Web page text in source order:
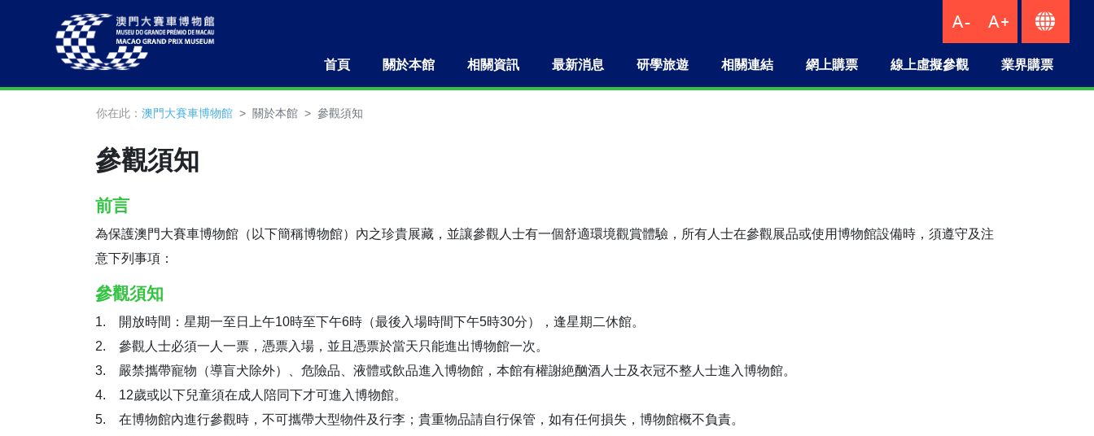
首頁 關於本館 相關資訊 最新消息 研學旅遊 相關連結 網上購票 線上虛擬參觀 業界購票
你在此： 澳門大賽車博物館 關於本館 參觀須知
參觀須知
前言
為保護澳門大賽車博物館（以下簡稱博物館）內之珍貴展藏，並讓參觀人士有一個舒適環境觀賞體驗，所有人士在參觀展品或使用博物館設備時，須遵守及注
意下列事項：
參觀須知
1. 開放時間：星期一至日上午10時至下午6時（最後入場時間下午5時30分），逢星期二休館。
2. 參觀人士必須一人一票，憑票入場，並且憑票於當天只能進出博物館一次。
3. 嚴禁攜帶寵物（導盲犬除外）、危險品、液體或飲品進入博物館，本館有權謝絶酗酒人士及衣冠不整人士進入博物館。
4. 12歲或以下兒童須在成人陪同下才可進入博物館。
5. 在博物館內進行參觀時，不可攜帶大型物件及行李；貴重物品請自行保管，如有任何損失，博物館概不負責。